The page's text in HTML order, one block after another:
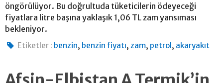
öngörülüyor. Bu doğrultuda tüketicilerin ödeyeceği
fiyatlara litre başına yaklaşık 1,06 TL zam yansıması
bekleniyor.
Etiketler : benzin, benzin fiyatı, zam, petrol , akaryakıt